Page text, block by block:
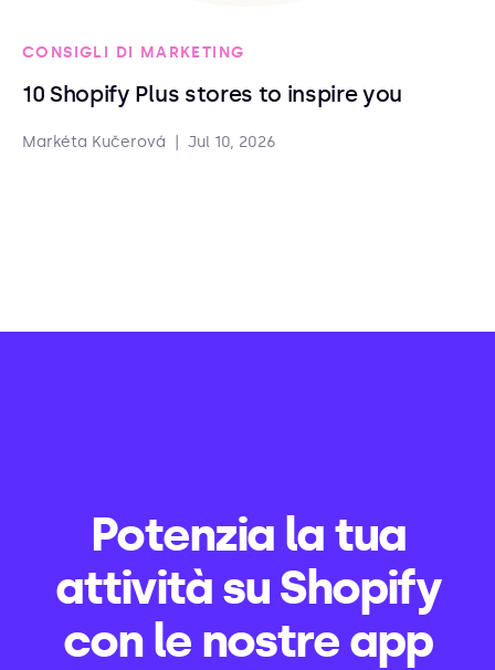
CONSIGLI DI MARKETING
10 Shopify Plus stores to inspire you
Markéta Kučerová Jul 10, 2026
Potenzia la tua
attività su Shopify
con le nostre app